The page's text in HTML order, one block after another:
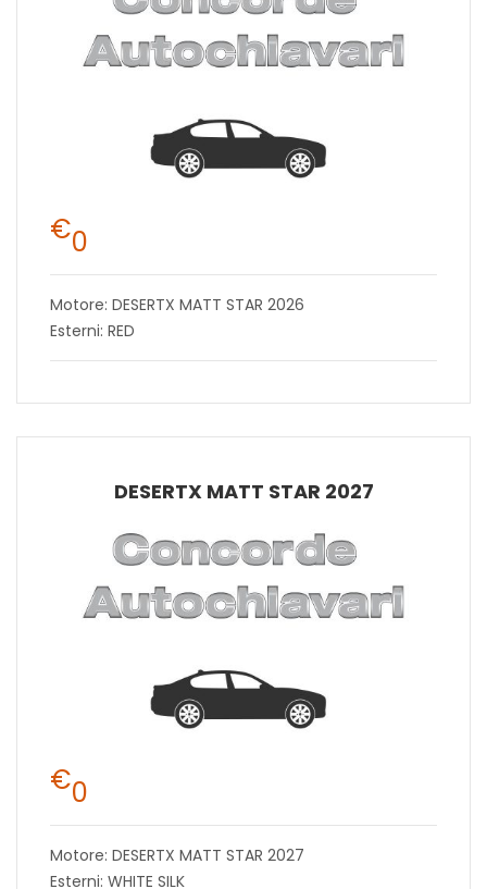
€0
Motore: DESERTX MATT STAR 2026
Esterni: RED
DESERTX MATT STAR 2027
€0
Motore: DESERTX MATT STAR 2027
Esterni: WHITE SILK